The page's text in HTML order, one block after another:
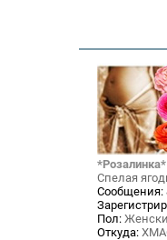
*Розалинка*
Спелая
Сообщения:
Пол:
Откуда: